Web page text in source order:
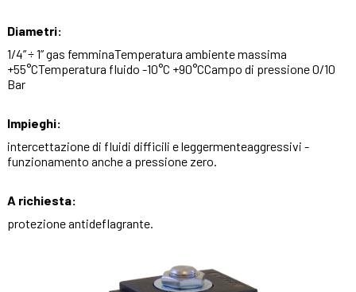
Diametri:
1/4” ÷ 1” gas femminaTemperatura ambiente massima
+55°CTemperatura fluido -10°C +90°CCampo di pressione 0/10
Bar
Impieghi:
intercettazione di fluidi difficili e leggermenteaggressivi -
funzionamento anche a pressione zero.
A richiesta:
protezione antideflagrante.